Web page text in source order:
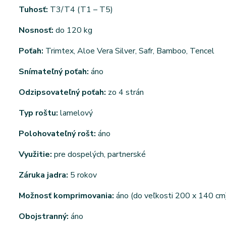
Tuhosť: T3/T4 (T1 – T5)
Nosnosť: do 120 kg
Poťah: Trimtex, Aloe Vera Silver, Safr, Bamboo, Tencel
Snímateľný poťah: áno
Odzipsovateľný poťah: zo 4 strán
Typ roštu: lamelový
Polohovateľný rošt: áno
Využitie: pre dospelých, partnerské
Záruka jadra: 5 rokov
Možnosť komprimovania: áno (do veľkosti 200 x 140
Obojstranný: áno